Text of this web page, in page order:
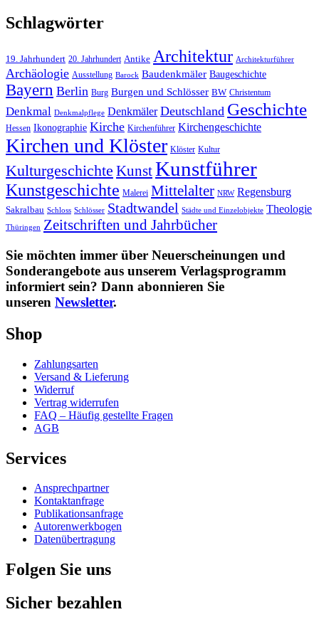
Schlagwörter
19. Jahrhundert 20. Jahrhundert Antike Architektur Architekturführer
Archäologie Ausstellung Barock Baudenkmäler Baugeschichte
Bayern Berlin Burg Burgen und Schlösser BW Christentum
Denkmal Denkmalpflege Denkmäler Deutschland Geschichte
Hessen Ikonographie Kirche Kirchenführer Kirchengeschichte
Kirchen und Klöster Klöster Kultur
Kulturgeschichte KunstKunstführer
Kunstgeschichte Malerei Mittelalter NRW Regensburg
Sakralbau Schloss Schlösser Stadtwandel Städte und Einzelobjekte Theologie
Thüringen Zeitschriften und Jahrbücher
Sie möchten immer über Neuerscheinungen und
Sonderangebote aus unserem Verlagsprogramm
informiert sein? Dann abonnieren Sie
unseren Newsletter.
Shop
Zahlungsarten
Versand & Lieferung
Widerruf
Vertrag widerrufen
FAQ – Häufig gestellte Fragen
AGB
Services
Ansprechpartner
Kontaktanfrage
Publikationsanfrage
Autorenwerkbogen
Datenübertragung
Folgen Sie uns
Sicher bezahlen